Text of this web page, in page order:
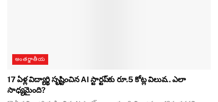
అంతర్జాతీయ
17 ఏళ్ల విద్యార్థి సృష్టించిన AI స్టార్టప్‌కు రూ.5 కోట్ల విలువ.. ఎలా
సాధ్యమైంది?